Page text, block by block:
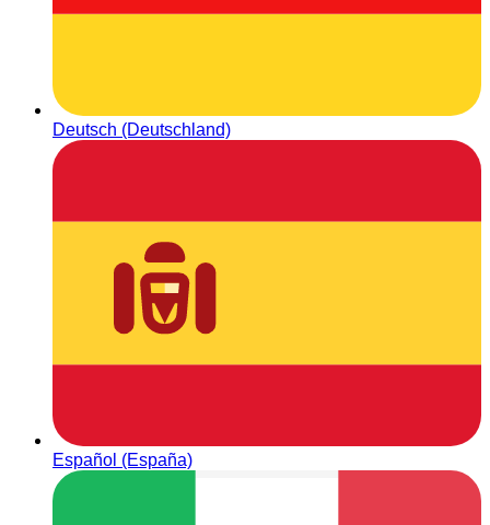
Deutsch (Deutschland)
Español (España)